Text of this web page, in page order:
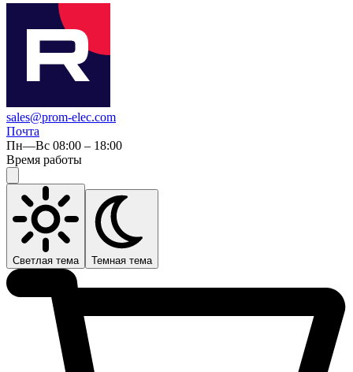
sales@prom-elec.com
Почта
Пн—Вс 08:00 – 18:00
Время работы
Светлая тема Темная тема